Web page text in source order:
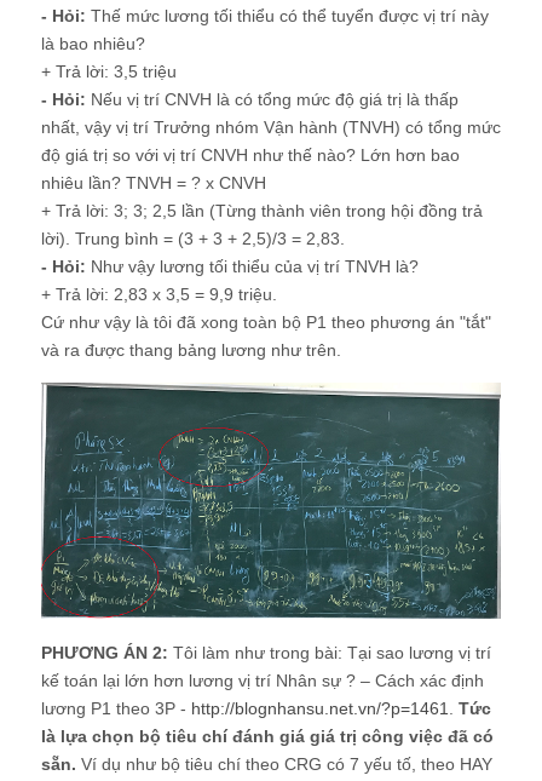
- Hỏi: Thế mức lương tối thiểu có thể tuyển được vị trí này
là bao nhiêu?
+ Trả lời: 3,5 triệu
- Hỏi: Nếu vị trí CNVH là có tổng mức độ giá trị là thấp
nhất, vậy vị trí Trưởng nhóm Vận hành (TNVH) có tổng mức
độ giá trị so với vị trí CNVH như thế nào? Lớn hơn bao
nhiêu lần? TNVH = ? x CNVH
+ Trả lời: 3; 3; 2,5 lần (Từng thành viên trong hội đồng trả
lời). Trung bình = (3 + 3 + 2,5)/3 = 2,83.
- Hỏi: Như vậy lương tối thiểu của vị trí TNVH là?
+ Trả lời: 2,83 x 3,5 = 9,9 triệu.
Cứ như vậy là tôi đã xong toàn bộ P1 theo phương án "tắt"
và ra được thang bảng lương như trên.
PHƯƠNG ÁN 2: Tôi làm như trong bài: Tại sao lương vị trí
kế toán lại lớn hơn lương vị trí Nhân sự ? – Cách xác định
lương P1 theo 3P - http://blognhansu.net.vn/?p=1461
Tức
là lựa chọn bộ tiêu chí đánh giá giá trị công việc đã có
sẵn. Ví dụ như bộ tiêu chí theo CRG có 7 yếu tố, theo HAY